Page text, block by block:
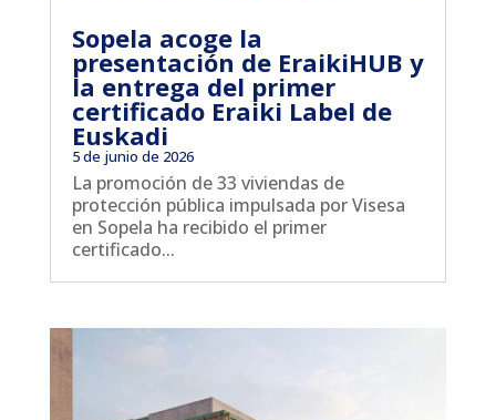
Sopela acoge la
presentación de EraikiHUB y
la entrega del primer
certificado Eraiki Label de
Euskadi
5 de junio de 2026
La promoción de 33 viviendas de
protección pública impulsada por Visesa
en Sopela ha recibido el primer
certificado...